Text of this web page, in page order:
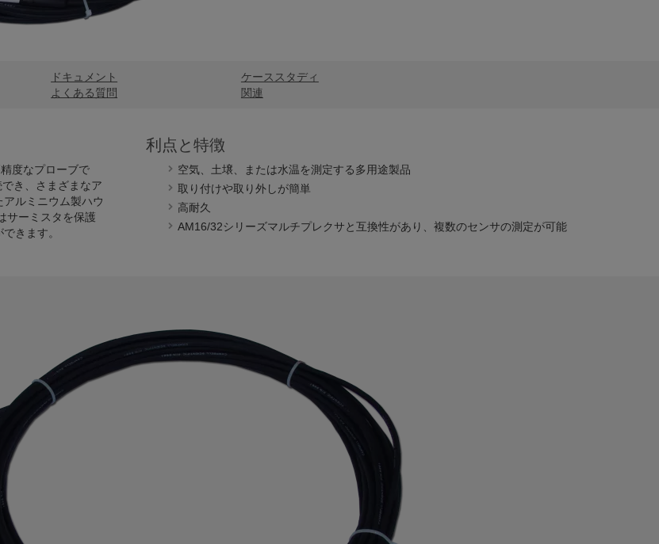
ドキュメント
よくある質問
ケーススタディ
関連
度なプローブで
き、さまざまなア
ルミニウム製ハウ
サーミスタを保護
きます。
利点と特徴
空気、土壌、または水温を測定する多用途製品
取り付けや取り外しが簡単
高耐久
AM16/32シリーズマルチプレクサと互換性があり、複数のセンサの測定が可能